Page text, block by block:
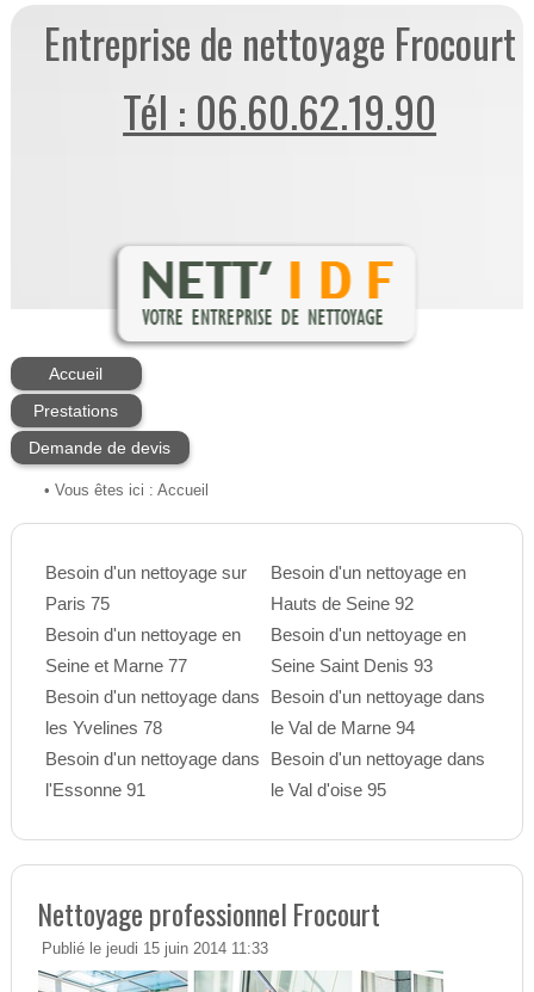
Entreprise de nettoyage Frocourt
Tél : 06.60.62.19.90
Accueil
Prestations
Demande de devis
• Vous êtes ici : Accueil
Besoin d'un nettoyage sur
Paris 75
Besoin d'un nettoyage en
Seine et Marne 77
Besoin d'un nettoyage dans
les Yvelines 78
Besoin d'un nettoyage dans
l'Essonne 91
Besoin d'un nettoyage en
Hauts de Seine 92
Besoin d'un nettoyage en
Seine Saint Denis 93
Besoin d'un nettoyage dans
le Val de Marne 94
Besoin d'un nettoyage dans
le Val d'oise 95
Nettoyage professionnel Frocourt
Publié le jeudi 15 juin 2014 11:33